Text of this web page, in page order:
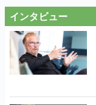
インタビュー